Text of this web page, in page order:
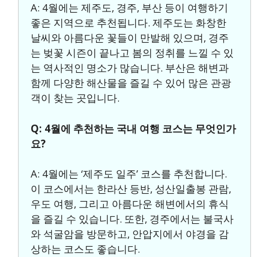
A: 4월에는 제주도, 경주, 부산 등이 여행하기
좋은 지역으로 추천됩니다. 제주도는 화창한
날씨와 아름다운 꽃들이 만발해 있으며, 경주
는 벚꽃 시즌이 끝나고 봄의 정취를 느낄 수 있
는 역사적인 명소가 많습니다. 부산은 해변과
함께 다양한 해산물을 즐길 수 있어 많은 관광
객이 찾는 곳입니다.
Q: 4월에 추천하는 국내 여행 코스는 무엇인가
요?
A: 4월에는 ‘제주도 일주’ 코스를 추천합니다.
이 코스에서는 한라산 등반, 성산일출봉 관람,
우도 여행, 그리고 아름다운 해변에서의 휴식
을 즐길 수 있습니다. 또한, 경주에서는 불국사
와 석굴암을 방문하고, 안압지에서 야경을 감
상하는 코스도 좋습니다.